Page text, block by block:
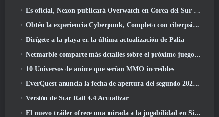
Es oficial, Nexon publicará Overwatch en Corea del Sur en el futuro
Obtén la experiencia Cyberpunk, Completo con ciberpsicosis, En el próximo evento cruzado de Apex Legends
Dirígete a la playa en la última actualización de Palia
Netmarble comparte más detalles sobre el próximo juego de nivelación en solitario, Nivelación en solitario: KARMA en la Anime Expo
10 Universos de anime que serían MMO increíbles
EverQuest anuncia la fecha de apertura del segundo 2026 Servidor de expansión con bloqueo de tiempo
Versión de Star Rail 4.4 Actualizar
El nuevo tráiler ofrece una mirada a la jugabilidad en Silver Palace